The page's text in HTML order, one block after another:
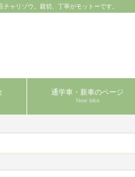
ャリゾウ。親切、丁寧がモットーです。
通学車・新車のページ
New bike